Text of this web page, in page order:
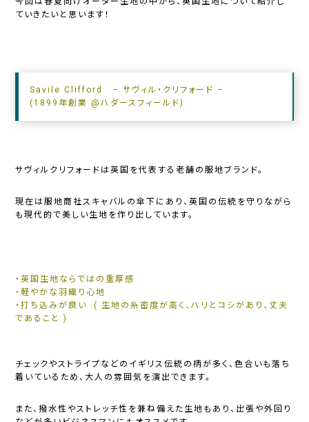
ていきたいと思います！
Savile Clifford – サヴィル・クリフォード –
(1899年創業 @ハダースフィールド)
サヴィルクリフォードは英国を代表する老舗の服地ブランド。
現在は服地商社スキャバルの傘下にあり、英国の伝統を守りながら
も現代的で美しい生地を作り出しています。
・英国生地ならではの重厚感
・軽やかな羽織り心地
・打ち込みが良い ( 生地の糸密度が高く、ハリとコシがあり、丈夫
であること )
チェックやストライプなどのイギリス伝統の柄が多く、色合いも落ち
着いているため、大人の雰囲気を演出できます。
また、撥水性やストレッチ性を兼ね備えた生地もあり、出張や外回り